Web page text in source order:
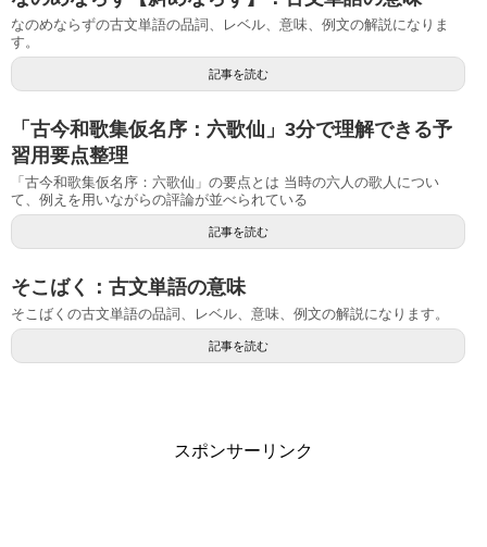
なのめならずの古文単語の品詞、レベル、意味、例文の解説になりま
す。
記事を読む
「古今和歌集仮名序：六歌仙」3分で理解できる予
習用要点整理
「古今和歌集仮名序：六歌仙」の要点とは 当時の六人の歌人につい
て、例えを用いながらの評論が並べられている
記事を読む
そこばく：古文単語の意味
そこばくの古文単語の品詞、レベル、意味、例文の解説になります。
記事を読む
スポンサーリンク